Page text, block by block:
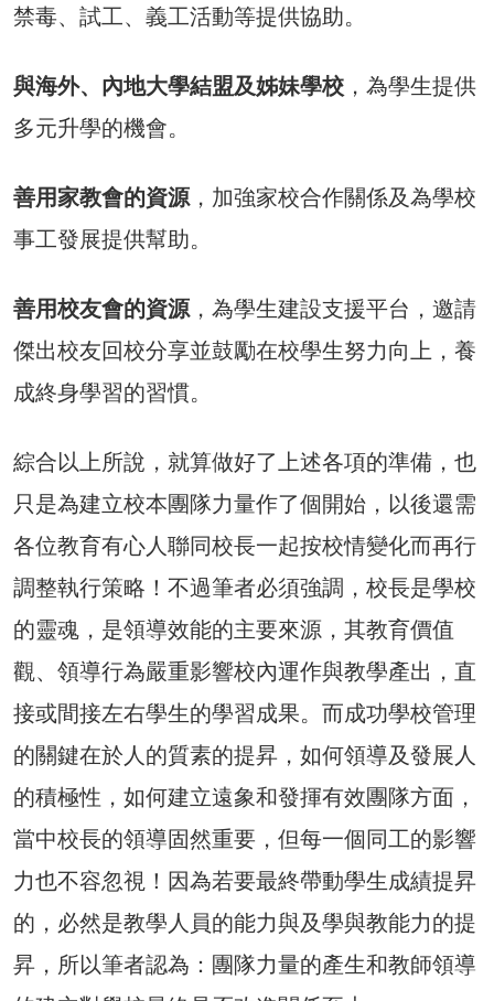
禁毒、試工、義工活動等提供協助。
與海外、內地大學結盟及姊妹學校 ，為學生提供
多元升學的機會。
善用家教會的資源，加強家校合作關係及為學校
事工發展提供幫助。
善用校友會的資源，為學生建設支援平台，邀請
傑出校友回校分享並鼓勵在校學生努力向上，養
成終身學習的習慣。
綜合以上所說，就算做好了上述各項的準備，也
只是為建立校本團隊力量作了個開始，以後還需
各位教育有心人聯同校長一起按校情變化而再行
調整執行策略！不過筆者必須強調，校長是學校
的靈魂，是領導效能的主要來源，其教育價值
觀、領導行為嚴重影響校內運作與教學產出，直
接或間接左右學生的學習成果。而成功學校管理
的關鍵在於人的質素的提昇，如何領導及發展人
的積極性，如何建立遠象和發揮有效團隊方面，
當中校長的領導固然重要，但每一個同工的影響
力也不容忽視！因為若要最終帶動學生成績提昇
的，必然是教學人員的能力與及學與教能力的提
昇，所以筆者認為：團隊力量的產生和教師領導